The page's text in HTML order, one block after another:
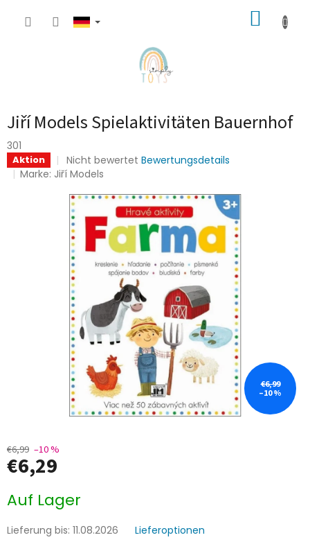
Inhalt
Jiří Models Spielaktivitäten Bauernhof
301
Aktion
Die
durchschnittliche
ist
0,0
von
5
Sternen.
Nicht bewertet Bewertungsdetails
Marke: Jiří Models
€6,99
–10 %
€6,99 –10 %
€6,29
Auf Lager
Lieferung bis: 11.08.2026 Lieferoptionen